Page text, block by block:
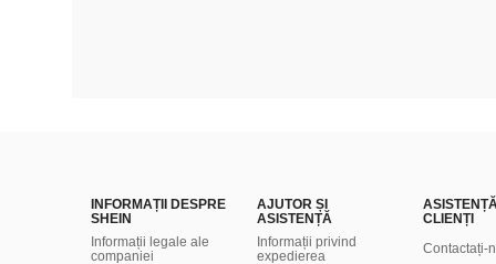
INFORMAȚII DESPRE
SHEIN
Informații legale ale
companiei
AJUTOR ȘI
ASISTENȚĂ
Informații privind
expedierea
CLIENȚI
Contactați-